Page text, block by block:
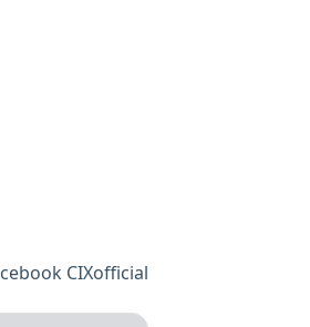
CIXofficial